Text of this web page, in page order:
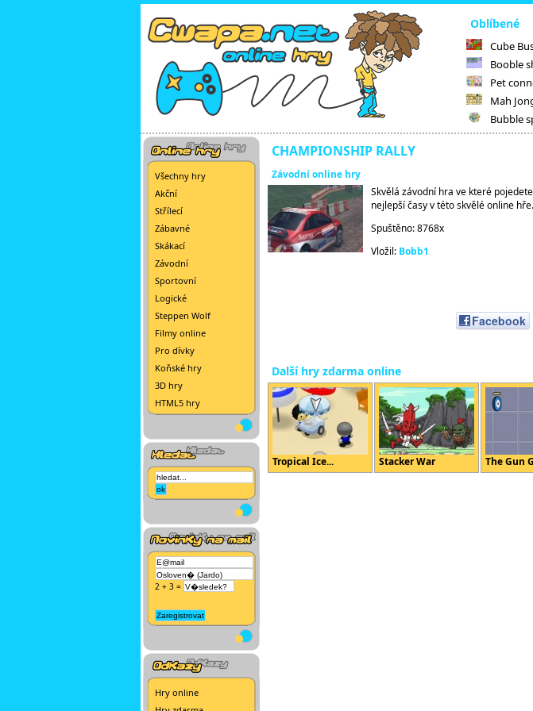
Oblíbené
Cube
Booble
Pet
Mah
Bubble
Všechny hry
Akční
Střílecí
Zábavné
Skákací
Závodní
Sportovní
Logické
Steppen Wolf
Filmy online
Pro dívky
Koňské hry
3D hry
HTML5 hry
2 + 3 =
Hry online
CHAMPIONSHIP RALLY
Závodní online hry
Skvělá závodní hra ve které
nejlepší časy v této skvělé online
Spuštěno: 8768x
Vložil: Bobb1
Facebook
Další hry zdarma online
Tropical Ice... Stacker War The Gun